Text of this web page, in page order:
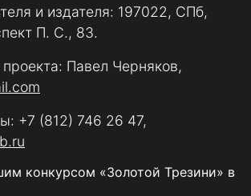
и издателя: 197022, СПб,
П. С., 83.
Павел Черняков,
+7 (812) 746 26 47,
конкурсом «Золотой Трезини» в